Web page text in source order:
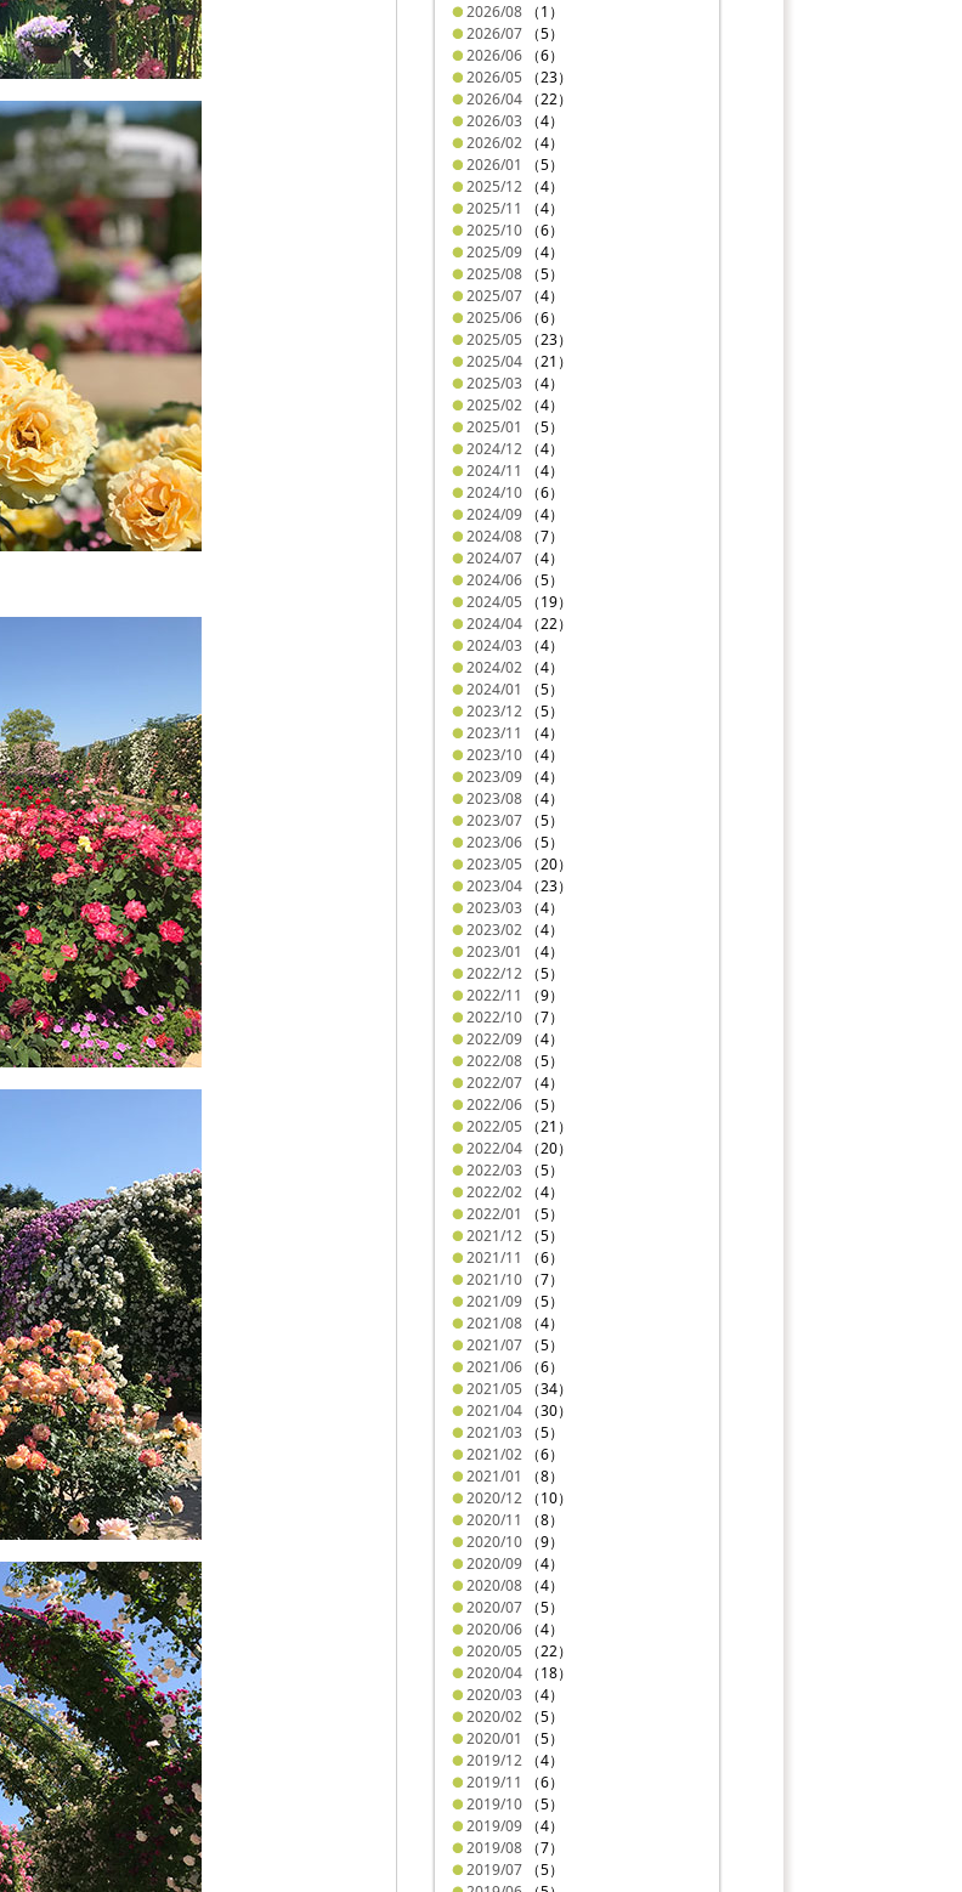
2026/08 （1）
2026/07 （5）
2026/06 （6）
2026/05 （23）
2026/04 （22）
2026/03 （4）
2026/02 （4）
2026/01
（5）
2025/12 （4）
2025/11
（4）
2025/10 （6）
2025/09 （4）
2025/08 （5）
2025/07 （4）
2025/06 （6）
2025/05 （23）
2025/04 （21）
2025/03 （4）
2025/02 （4）
2025/01
（5）
2024/12 （4）
2024/11
（4）
2024/10 （6）
2024/09 （4）
2024/08 （7）
2024/07 （4）
2024/06 （5）
2024/05 （19）
2024/04 （22）
2024/03 （4）
2024/02 （4）
2024/01
（5）
2023/12 （5）
2023/11
（4）
2023/10 （4）
2023/09 （4）
2023/08 （4）
2023/07 （5）
2023/06 （5）
2023/05 （20）
2023/04 （23）
2023/03 （4）
2023/02 （4）
2023/01
（4）
2022/12 （5）
2022/11
（9）
2022/10 （7）
2022/09 （4）
2022/08 （5）
2022/07 （4）
2022/06 （5）
2022/05 （21）
2022/04 （20）
2022/03 （5）
2022/02 （4）
2022/01
（5）
2021/12 （5）
2021/11
（6）
2021/10 （7）
2021/09 （5）
2021/08 （4）
2021/07 （5）
2021/06 （6）
2021/05 （34）
2021/04 （30）
2021/03 （5）
2021/02 （6）
2021/01
（8）
2020/12 （10）
2020/11
（8）
2020/10 （9）
2020/09 （4）
2020/08 （4）
2020/07 （5）
2020/06 （4）
2020/05 （22）
2020/04 （18）
2020/03 （4）
2020/02 （5）
2020/01
（5）
2019/12 （4）
2019/11
（6）
2019/10 （5）
2019/09 （4）
2019/08 （7）
2019/07 （5）